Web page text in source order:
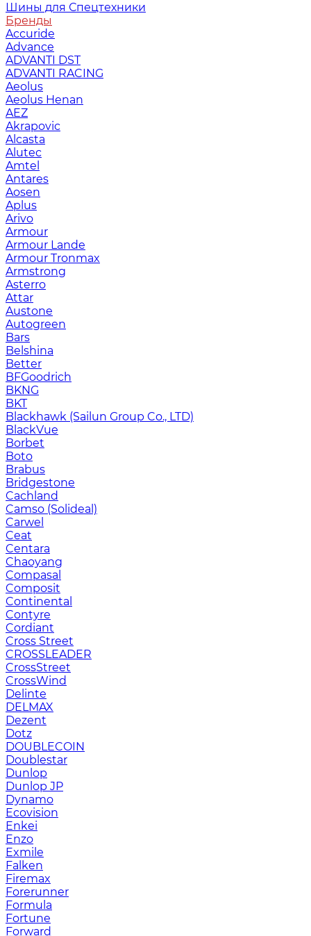
Шины для Спецтехники
Бренды
Accuride
Advance
ADVANTI DST
ADVANTI RACING
Aeolus
Aeolus Henan
AEZ
Akrapovic
Alcasta
Alutec
Amtel
Antares
Aosen
Aplus
Arivo
Armour
Armour Lande
Armour Tronmax
Armstrong
Asterro
Attar
Austone
Autogreen
Bars
Belshina
Better
BFGoodrich
BKNG
BKT
Blackhawk (Sailun Group Co., LTD)
BlackVue
Borbet
Boto
Brabus
Bridgestone
Cachland
Camso (Solideal)
Carwel
Ceat
Centara
Chaoyang
Compasal
Composit
Continental
Contyre
Cordiant
Cross Street
CROSSLEADER
CrossStreet
CrossWind
Delinte
DELMAX
Dezent
Dotz
DOUBLECOIN
Doublestar
Dunlop
Dunlop JP
Dynamo
Ecovision
Enkei
Enzo
Exmile
Falken
Firemax
Forerunner
Formula
Fortune
Forward